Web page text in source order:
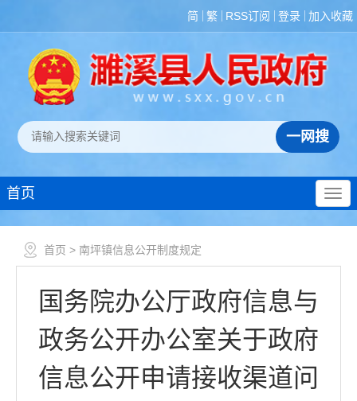
简 繁 RSS订阅 登录 加入收藏
首页
首页 > 南坪镇信息公开制度规定
国务院办公厅政府信息与
政务公开办公室关于政府
信息公开申请接收渠道问